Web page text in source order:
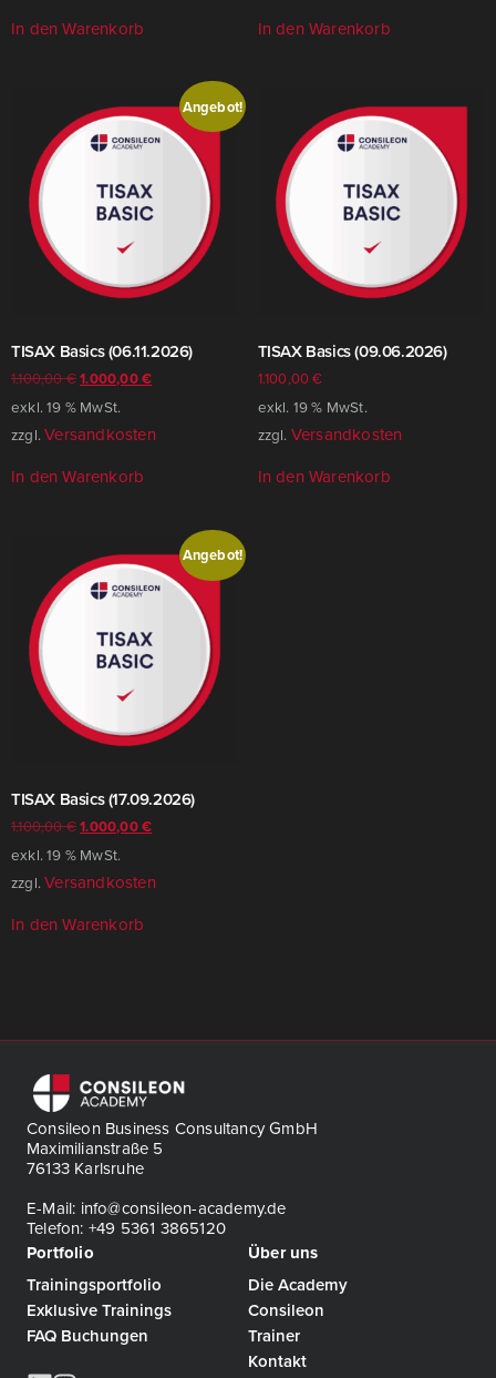
In den Warenkorb
In den Warenkorb
Angebot!
TISAX Basics (06.11.2026)
1.100,00€1.000,00€
exkl. 19 % MwSt.
zzgl.Versandkosten
In den Warenkorb
TISAX Basics (09.06.2026)
1.100,00€
exkl. 19 % MwSt.
zzgl. Versandkosten
In den Warenkorb
Angebot!
TISAX Basics (17.09.2026)
1.100,00€1.000,00€
exkl. 19 % MwSt.
zzgl.Versandkosten
In den Warenkorb
Consileon Business Consultancy GmbH
Maximilianstraße 5
76133 Karlsruhe
E-Mail: info@consileon-academy.de
Telefon: +49 5361 3865120
Portfolio
Trainingsportfolio
Exklusive Trainings
FAQ Buchungen
Über uns
Die Academy
Consileon
Trainer
Kontakt